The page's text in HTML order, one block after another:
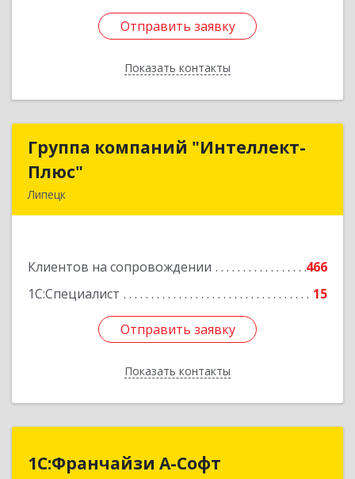
Отправить заявку
Показать контакты
Отправить заявку
Назад
Группа компаний "Интеллект-
Плюс"
Липецк
Клиентов на сопровождении
466
1С:Специалист
15
Отправить заявку
Показать контакты
Группа компаний "Интеллект-
Подробнее
Отправить заявку
Назад
1С:Франчайзи А-Софт
1С:Франчайзи А-Софт